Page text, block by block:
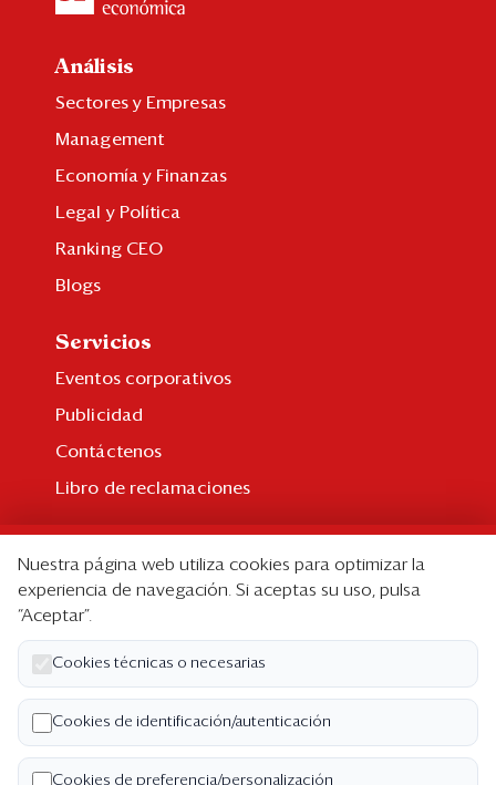
Análisis
Sectores y Empresas
Management
Economía y Finanzas
Legal y Política
Ranking CEO
Blogs
Servicios
Eventos corporativos
Publicidad
Contáctenos
Libro de reclamaciones
Suscripción individual
Paquetes corporativos
Edición Impresa
Nosotros
Quiénes somos
Nuestra página web utiliza cookies para optimizar la
experiencia de navegación. Si aceptas su uso, pulsa
“Aceptar”.
Cookies técnicas o necesarias
Cookies de identificación/autenticación
Cookies de preferencia/personalización